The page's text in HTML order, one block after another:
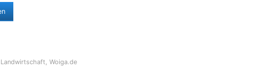
Landwirtschaft ,Woiga.de